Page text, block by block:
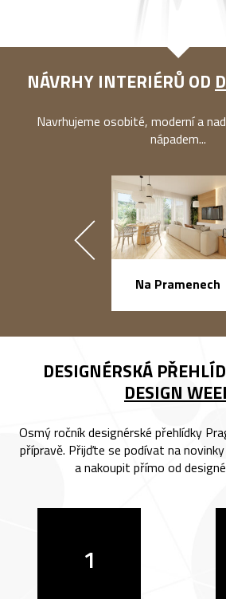
NÁVRHY INTERIÉRŮ OD
Navrhujeme osobité, moderní a
nápadem...
Na Pramenech
DESIGNÉRSKÁ
DESIGN
Osmý ročník designérské přehlídky
přípravě. Přijďte se podívat na
a nakoupit přímo od
1